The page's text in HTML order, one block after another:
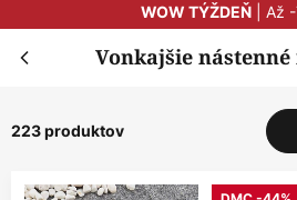
WOW TÝŽDEŇ| Až -
Vonkajšie
223 produktov